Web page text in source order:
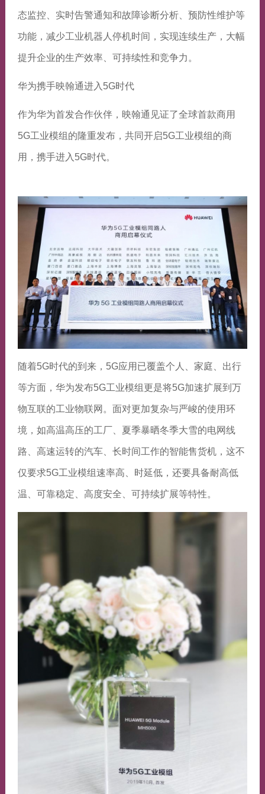
态监控、实时告警通知和故障诊断分析、预防性维护等
功能，减少工业机器人停机时间，实现连续生产，大幅
提升企业的生产效率、可持续性和竞争力。
华为携手映翰通进入5G时代
作为华为首发合作伙伴，映翰通见证了全球首款商用
5G工业模组的隆重发布，共同开启5G工业模组的商
用，携手进入5G时代。
随着5G时代的到来，5G应用已覆盖个人、家庭、出行
等方面，华为发布5G工业模组更是将5G加速扩展到万
物互联的工业物联网。面对更加复杂与严峻的使用环
境，如高温高压的工厂、夏季暴晒冬季大雪的电网线
路、高速运转的汽车、长时间工作的智能售货机，这不
仅要求5G工业模组速率高、时延低，还要具备耐高低
温、可靠稳定、高度安全、可持续扩展等特性。